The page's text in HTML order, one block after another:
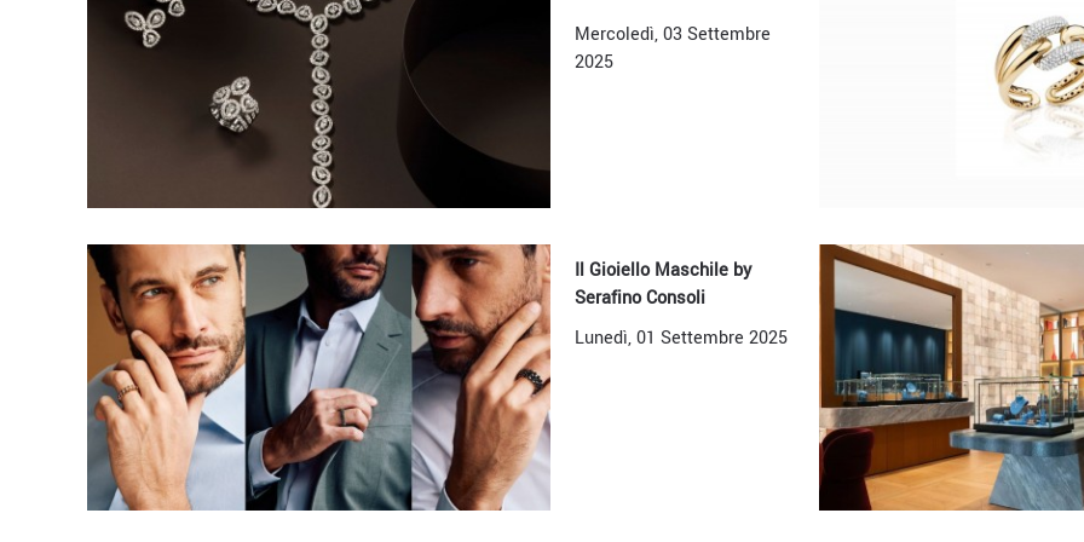
Mercoledì, 03 Settembre
2025
Il Gioiello Maschile by
Serafino Consoli
Lunedì, 01 Settembre 2025